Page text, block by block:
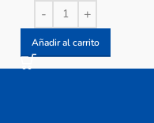
Añadir al carrito